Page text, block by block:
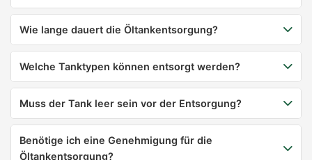
Wie lange dauert die Öltankentsorgung?
Welche Tanktypen können entsorgt werden?
Muss der Tank leer sein vor der Entsorgung?
Benötige ich eine Genehmigung für die
Öltankentsorgung?